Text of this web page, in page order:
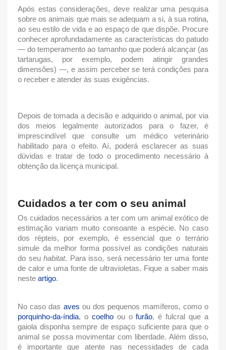
Após estas considerações, deve realizar uma pesquisa
sobre os animais que mais se adequam a si, à sua rotina,
ao seu estilo de vida e ao espaço de que dispõe. Procure
conhecer aprofundadamente as características do patudo
— do temperamento ao tamanho que poderá alcançar (as
tartarugas, por exemplo, podem atingir grandes
dimensões) —, e assim perceber se terá condições para
o receber e atender às suas exigências.
Depois de tomada a decisão e adquirido o animal, por via
dos meios legalmente autorizados para o fazer, é
imprescindível que consulte um médico veterinário
habilitado para o efeito. Aí, poderá esclarecer as suas
dúvidas e tratar de todo o procedimento necessário à
obtenção da licença municipal.
Cuidados a ter com o seu animal
Os cuidados necessários a ter com um animal exótico de
estimação variam muito consoante a espécie. No caso
dos répteis, por exemplo, é essencial que o terrário
simule da melhor forma possível as condições naturais
do seuhabitat. Para isso, será necessário ter uma fonte
de calor e uma fonte de ultravioletas. Fique a saber mais
neste artigo.
No caso das aves ou dos pequenos mamíferos, como o
porquinho-da-índia, o coelhoou ofurão, é fulcral que a
gaiola disponha sempre de espaço suficiente para que o
animal se possa movimentar com liberdade. Além disso,
é importante que atente nas necessidades de cada